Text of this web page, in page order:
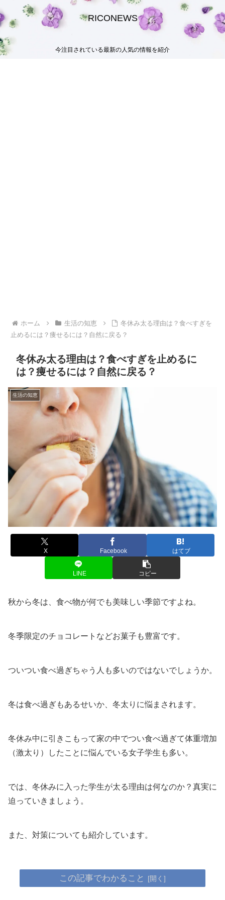
RICONEWS
今注目されている最新の人気の情報を紹介
ホーム 生活の知恵
冬休み太る理由は？食べすぎを
止めるには？痩せるには？自然に戻る？
冬休み太る理由は？食べすぎを止めるに
は？痩せるには？自然に戻る？
生活の知恵
X Facebook はてブ
LINE コピー
秋から冬は、食べ物が何でも美味しい季節ですよね。
冬季限定のチョコレートなどお菓子も豊富です。
ついつい食べ過ぎちゃう人も多いのではないでしょうか。
冬は食べ過ぎもあるせいか、冬太りに悩まされます。
冬休み中に引きこもって家の中でつい食べ過ぎて体重増加
（激太り）したことに悩んでいる女子学生も多い。
では、冬休みに入った学生が太る理由は何なのか？真実に
迫っていきましょう。
また、対策についても紹介しています。
この記事でわかること